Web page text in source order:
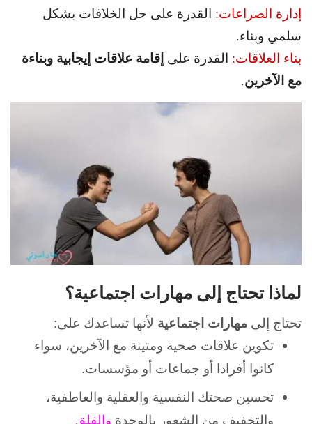
إدارة الصراعات: القدرة على حل الخلافات بشكل
سلمي وبناء.
بناء العلاقات: القدرة على إقامة علاقات إيجابية وبناءة
مع الآخرين.
لماذا تحتاج إلى مهارات اجتماعية؟
تحتاج إلى مهارات اجتماعية لأنها تساعدك على:
تكوين علاقات صحية ومتينة مع الآخرين، سواء
كانوا أفرادا أو جماعات أو مؤسسات.
تحسين صحتك النفسية والعقلية والعاطفية،
والتخفيف من الشعور بالوحدة والقلق